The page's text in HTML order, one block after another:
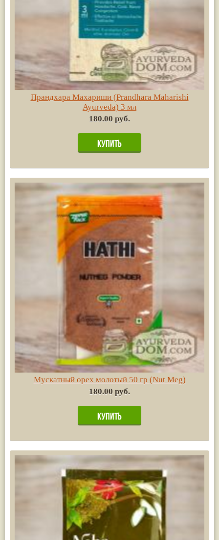
Прандхара Махариши (Prandhara Maharishi
Ayurvedа) 3 мл
180.00 руб.
Мускатный орех молотый 50 гр (Nut Meg)
180.00 руб.